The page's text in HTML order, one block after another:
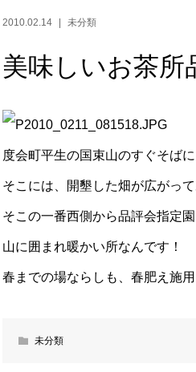
2010.02.14 未分類
美味しいお茶所
度会町平生の国束山のすぐそば
そこには、開墾した畑が広がって
そこの一番西側から品評会指定
山に囲まれ暖かい所なんです！
春までの場ならしも、春肥え施
未分類